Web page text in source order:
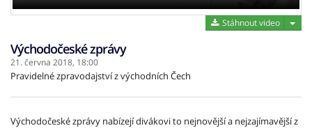
Stáhnout video
Východočeské zprávy
21. června 2018, 18:00
Pravidelné zpravodajství z východních Čech
Východočeské zprávy nabízejí divákovi to nejnovější a nejzajímavější z